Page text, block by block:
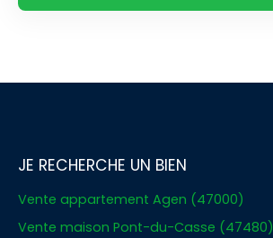
JE RECHERCHE UN BIEN
Vente appartement Agen (47000)
Vente maison Pont-du-Casse (47480)